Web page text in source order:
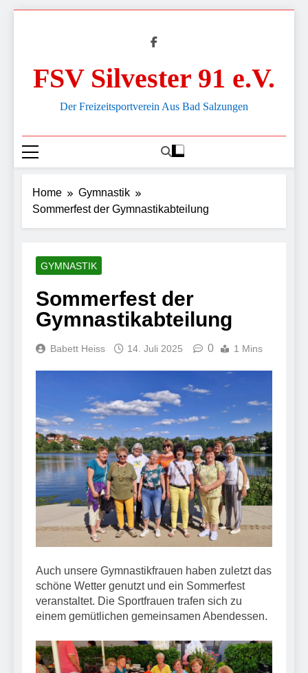
FSV Silvester 91 e.V.
Der Freizeitsportverein Aus Bad Salzungen
Home
Gymnastik
Sommerfest der Gymnastikabteilung
GYMNASTIK
Sommerfest der
Gymnastikabteilung
Babett Heiss 14. Juli 2025 0 1 Mins
Auch unsere Gymnastikfrauen haben zuletzt das
schöne Wetter genutzt und ein Sommerfest
veranstaltet. Die Sportfrauen trafen sich zu
einem gemütlichen gemeinsamen Abendessen.